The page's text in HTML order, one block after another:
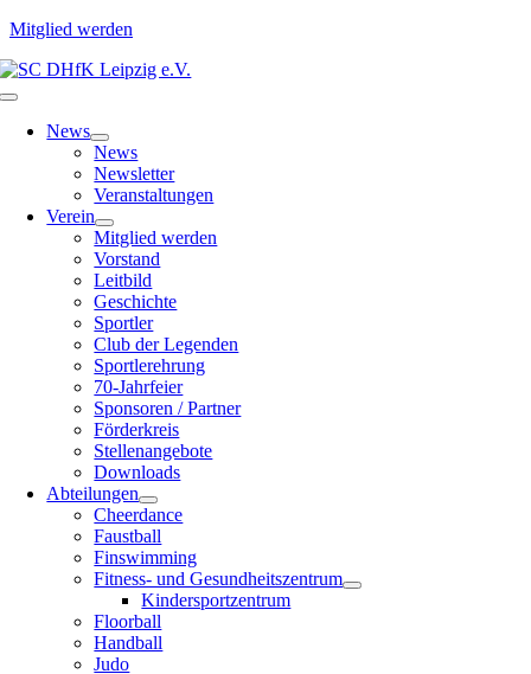
Mitglied werden
Zum
Inhalt
Toggle
NavigationNews
News
Newsletter
Veranstaltungen
Verein
Mitglied werden
Vorstand
Leitbild
Geschichte
Sportler
Club der Legenden
Sportlerehrung
70-Jahrfeier
Sponsoren / Partner
Förderkreis
Stellenangebote
Downloads
Abteilungen
Cheerdance
Faustball
Finswimming
Fitness- und Gesundheitszentrum
Kindersportzentrum
Floorball
Handball
Judo